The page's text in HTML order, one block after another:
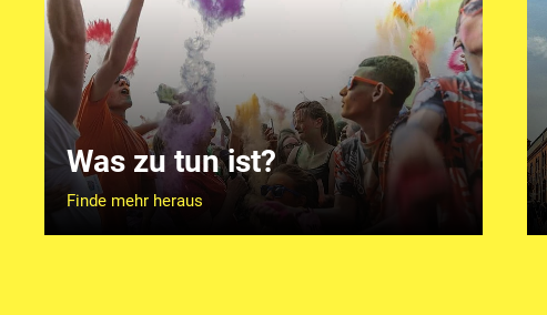
Was zu tun ist?
Finde mehr heraus